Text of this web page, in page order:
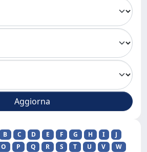
B C D E F G H I
J
O P Q R S T U V
W